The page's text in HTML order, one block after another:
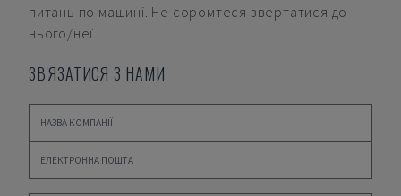
питань по машині. Не соромтеся звертатися до
нього/неї.
ЗВ'ЯЗАТИСЯ З НАМИ